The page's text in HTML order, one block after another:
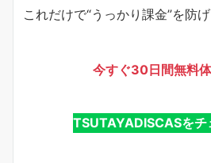
これだけで“うっかり課金”を防げ
今すぐ30日間無料
TSUTAYADISCASをチ